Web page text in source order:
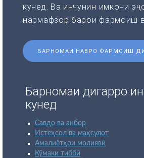
кунед. Ва инчунин имкони
нармафзор барои фармоиш
БАРНОМАИ НАВРО ФАРМОИШ
Барномаи дигарро
кунед
Савдо ва анбор
Истеҳсол ва маҳсулот
Амалиётҳои молиявӣ
Кӯмаки тиббӣ